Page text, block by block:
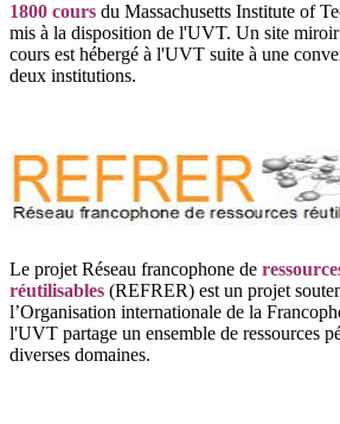
1800 cours du Massachusetts Institute of
mis à la disposition de l'UVT. Un site miroir
cours est hébergé à l'UVT suite à une
deux institutions.
Le projet Réseau francophone de
réutilisables (REFRER) est un projet
l’Organisation internationale de la
l'UVT partage un ensemble de ressources
diverses domaines.